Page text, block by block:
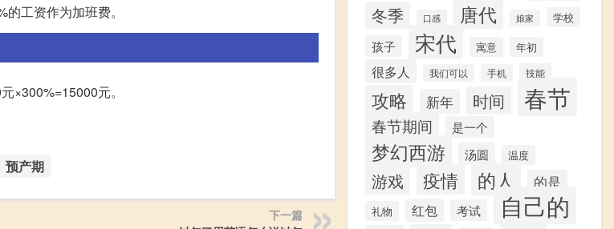
工资作为加班费。
×300%=15000元。
预产期
下一篇
冬季 口感 唐代 娘家 学校
孩子 宋代 寓意 年初
很多人 我们可以 手机 技能
攻略 新年 时间 春节
春节期间 是一个
梦幻西游 汤圆 温度
游戏 疫情 的人 的是
礼物 红包 考试 自己的